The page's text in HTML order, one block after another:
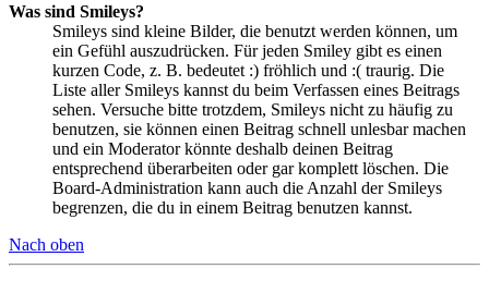
Was sind Smileys?
Smileys sind kleine Bilder, die benutzt werden können, um
ein Gefühl auszudrücken. Für jeden Smiley gibt es einen
kurzen Code, z. B. bedeutet :) fröhlich und :( traurig. Die
Liste aller Smileys kannst du beim Verfassen eines Beitrags
sehen. Versuche bitte trotzdem, Smileys nicht zu häufig zu
benutzen, sie können einen Beitrag schnell unlesbar machen
und ein Moderator könnte deshalb deinen Beitrag
entsprechend überarbeiten oder gar komplett löschen. Die
Board-Administration kann auch die Anzahl der Smileys
begrenzen, die du in einem Beitrag benutzen kannst.
Nach oben